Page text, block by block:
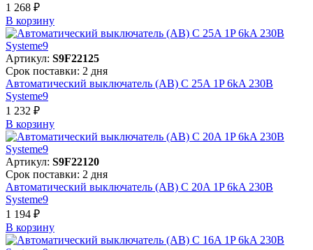
1 268 ₽
В корзинy
Артикул: S9F22125
Срок поставки: 2 дня
Автоматический выключатель (АВ) C 25A 1P 6kA 230В
Systeme9
1 232 ₽
В корзинy
Артикул: S9F22120
Срок поставки: 2 дня
Автоматический выключатель (АВ) C 20A 1P 6kA 230В
Systeme9
1 194 ₽
В корзинy